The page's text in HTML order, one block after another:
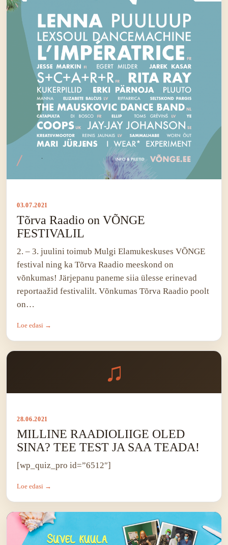
03.07.2021
Tõrva Raadio on VÕNGE
FESTIVALIL
2. – 3. juulini toimub Mulgi Elamukeskuses VÕNGE
festival ning ka Tõrva Raadio meeskond on
võnkumas! Järjepanu paneme siia ülesse erinevad
reportaažid festivalilt. Võnkumas Tõrva Raadio poolt
on…
Loe edasi →
♫
28.06.2021
MILLINE RAADIOLIIGE OLED
SINA? TEE TEST JA SAA TEADA!
[wp_quiz_pro id=”6512″]
Loe edasi →